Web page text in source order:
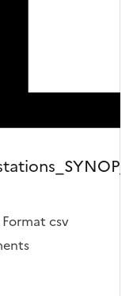
Format csv